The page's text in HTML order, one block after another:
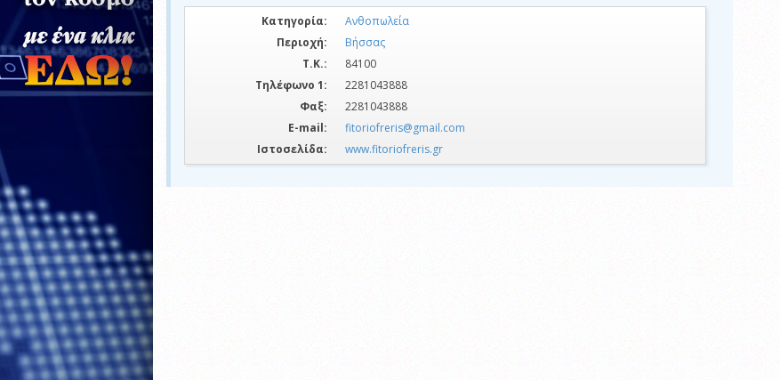
Κατηγορία:
Ανθοπωλεία
Περιοχή:
Βήσσας
Τ.Κ.:
84100
Τηλέφωνο 1:
2281043888
Φαξ:
2281043888
E-mail:
fitoriofreris@gmail.com
Ιστοσελίδα:
www.fitoriofreris.gr